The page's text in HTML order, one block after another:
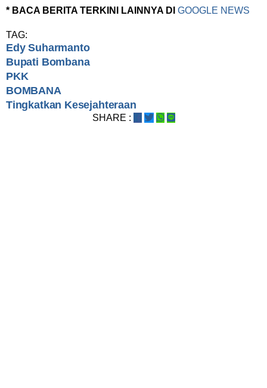
* BACA BERITA TERKINI LAINNYA DI GOOGLE NEWS
TAG:
Edy Suharmanto
Bupati Bombana
PKK
BOMBANA
Tingkatkan Kesejahteraan
SHARE :